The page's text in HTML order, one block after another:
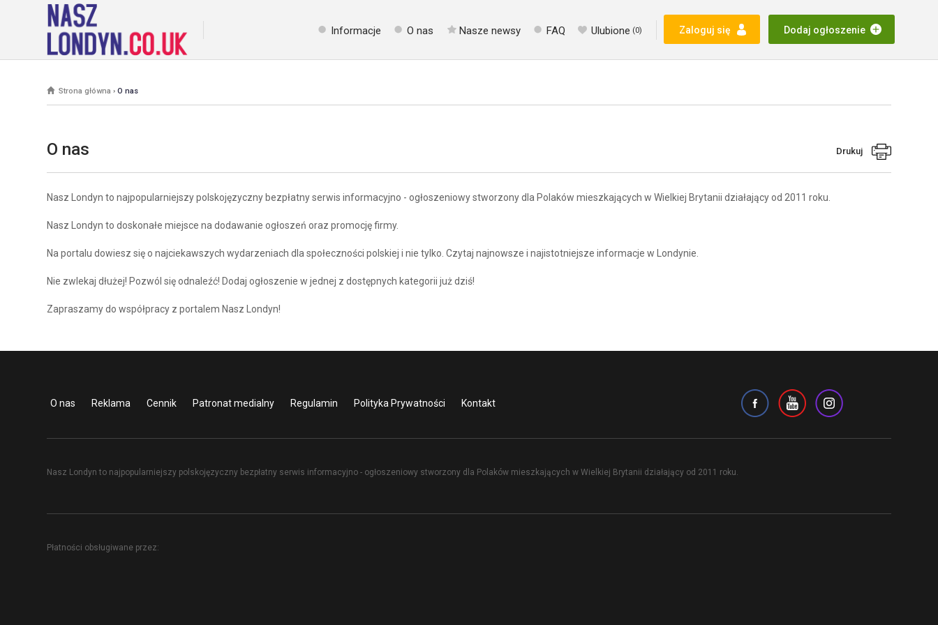
Zaloguj się Dodaj ogłoszenie
Informacje O nas Nasze newsy FAQ Ulubione (0)
Strona główna › O nas
Drukuj
O nas
Nasz Londyn to najpopularniejszy polskojęzyczny bezpłatny serwis informacyjno - ogłoszeniowy stworzony dla Polaków mieszkających w Wielkiej Brytanii działający od 2011 roku.
Nasz Londyn to doskonałe miejsce na dodawanie ogłoszeń oraz promocję firmy.
Na portalu dowiesz się o najciekawszych wydarzeniach dla społeczności polskiej i nie tylko. Czytaj najnowsze i najistotniejsze informacje w Londynie.
Nie zwlekaj dłużej! Pozwól się odnaleźć! Dodaj ogłoszenie w jednej z dostępnych kategorii już dziś!
Zapraszamy do współpracy z portalem Nasz Londyn!
O nas Reklama Cennik Patronat medialny Regulamin Polityka Prywatności Kontakt
Nasz Londyn to najpopularniejszy polskojęzyczny bezpłatny serwis informacyjno - ogłoszeniowy stworzony dla Polaków mieszkających w Wielkiej Brytanii działający od 2011 roku.
Płatności obsługiwane przez: